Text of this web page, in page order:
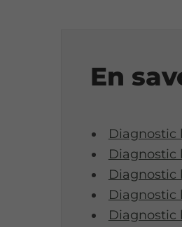
En
Diagnostic
Diagnostic
Diagnostic
Diagnostic
Diagnostic